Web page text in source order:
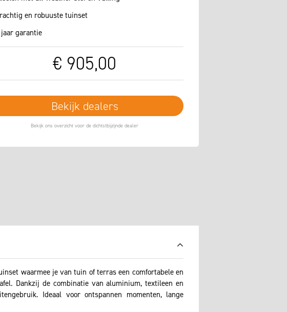
en robuuste tuinset
garantie
€ 905,00
Bekijk dealers
waarmee je van tuin of terras een comfortabele en
Dankzij de combinatie van aluminium, textileen en
Ideaal voor ontspannen momenten, lange